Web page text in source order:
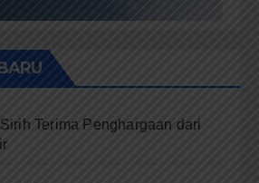
Sirih Terima Penghargaan dari